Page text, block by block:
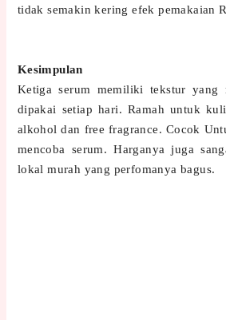
tidak semakin kering efek pemakaian
Kesimpulan
Ketiga serum memiliki tekstur yang
dipakai setiap hari. Ramah untuk
alkohol dan free fragrance. Cocok
mencoba serum. Harganya juga
lokal murah yang perfomanya bagus.